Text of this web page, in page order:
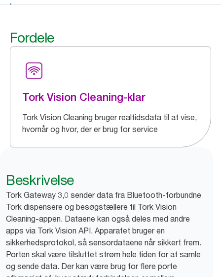
Fordele
Tork Vision Cleaning-klar
Tork Vision Cleaning bruger realtidsdata til at vise,
hvornår og hvor, der er brug for service
Beskrivelse
Tork Gateway 3,0 sender data fra Bluetooth-forbundne
Tork dispensere og besøgstællere til Tork Vision
Cleaning-appen. Dataene kan også deles med andre
apps via Tork Vision API. Apparatet bruger en
sikkerhedsprotokol, så sensordataene når sikkert frem.
Porten skal være tilsluttet strøm hele tiden for at samle
og sende data. Der kan være brug for flere porte